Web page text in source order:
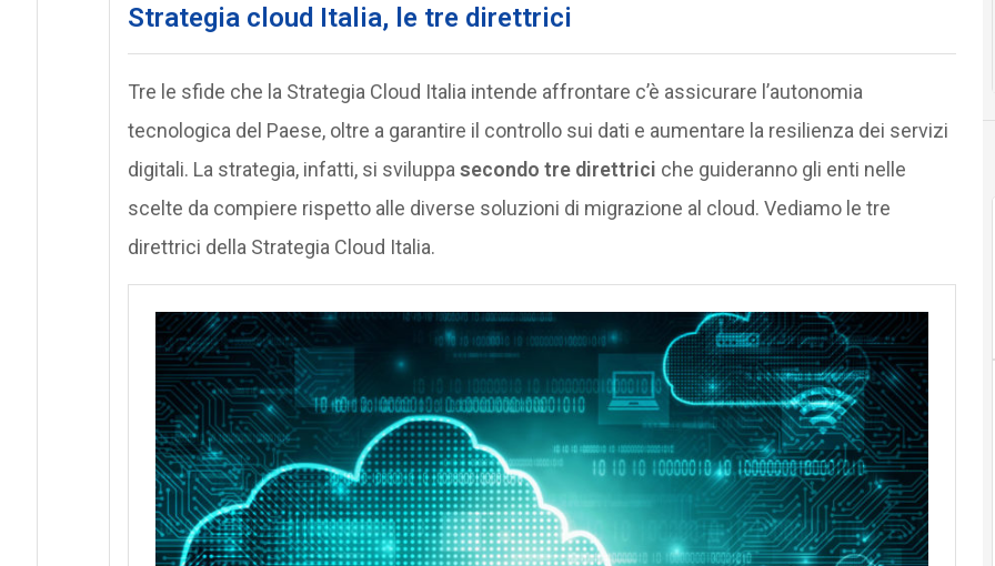
Strategia cloud Italia, le tre direttrici
Tre le sfide che la Strategia Cloud Italia intende affrontare c’è assicurare l’autonomia
tecnologica del Paese, oltre a garantire il controllo sui dati e aumentare la resilienza dei servizi
digitali. La strategia, infatti, si sviluppa secondo tre direttrici che guideranno gli enti nelle
scelte da compiere rispetto alle diverse soluzioni di migrazione al cloud. Vediamo le tre
direttrici della Strategia Cloud Italia.